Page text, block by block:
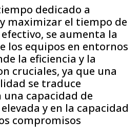
dedicado a
maximizar el tiempo de
se aumenta la
los equipos en entornos
la eficiencia y la
cruciales, ya que una
se traduce
capacidad de
y en la capacidad
compromisos